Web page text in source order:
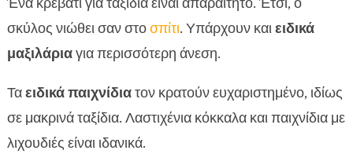
σκύλος νιώθει σαν στοσπίτι. Υπάρχουν καιειδικά
μαξιλάριαγια περισσότερη άνεση.
Ταειδικά παιχνίδιατον κρατούν ευχαριστημένο, ιδίως
σε μακρινά ταξίδια. Λαστιχένια κόκκαλα και παιχνίδια με
λιχουδιές είναι ιδανικά.